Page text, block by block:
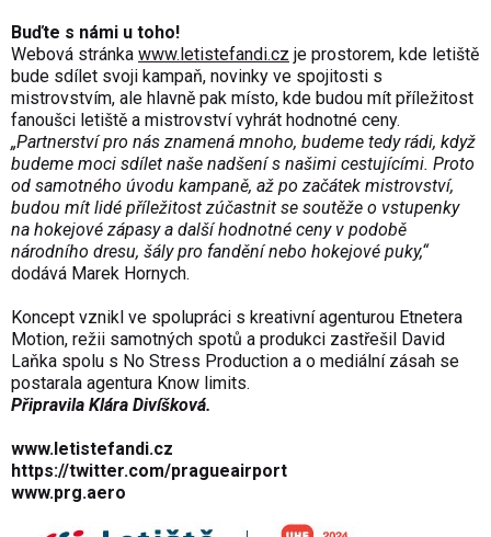
Buďte s námi u toho!
Webová stránka www.letistefandi.cz je prostorem, kde letiště
bude sdílet svoji kampaň, novinky ve spojitosti s
mistrovstvím, ale hlavně pak místo, kde budou mít příležitost
fanoušci letiště a mistrovství vyhrát hodnotné ceny.
„Partnerství pro nás znamená mnoho, budeme tedy rádi, když
budeme moci sdílet naše nadšení s našimi cestujícími. Proto
od samotného úvodu kampaně, až po začátek mistrovství,
budou mít lidé příležitost zúčastnit se soutěže o vstupenky
na hokejové zápasy a další hodnotné ceny v podobě
národního dresu, šály pro fandění nebo hokejové puky,“
dodává Marek Hornych.
Koncept vznikl ve spolupráci s kreativní agenturou Etnetera
Motion, režii samotných spotů a produkci zastřešil David
Laňka spolu s No Stress Production a o mediální zásah se
postarala agentura Know limits.
Připravila Klára Divíšková.
www.letistefandi.cz
https://twitter.com/pragueairport
www.prg.aero